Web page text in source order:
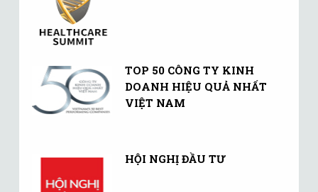
TOP 50 CÔNG TY KINH
DOANH HIỆU QUẢ NHẤT
VIỆT NAM
HỘI NGHỊ ĐẦU TƯ